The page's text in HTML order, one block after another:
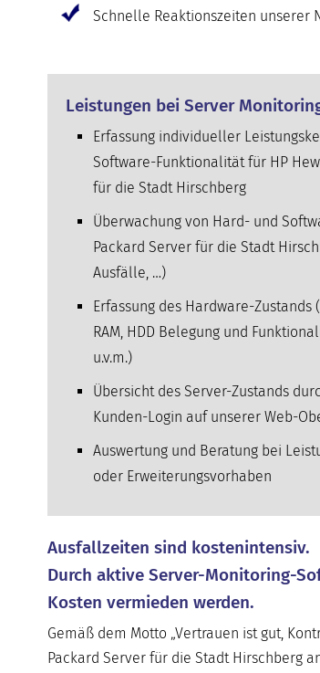
Schnelle Reaktionszeiten unserer
Leistungen bei Server
Erfassung individueller
Software-Funktionalität für HP
für die Stadt Hirschberg
Überwachung von Hard- und
Packard Server für die Stadt
Ausfälle, …)
Erfassung des Hardware-Zustands
RAM, HDD Belegung und
u.v.m.)
Übersicht des Server-Zustands
Kunden-Login auf unserer Web-
Auswertung und Beratung bei
oder Erweiterungsvorhaben
Ausfallzeiten sind kostenintensiv.
Durch aktive Server-Monitoring-
Kosten vermieden werden.
Gemäß dem Motto „Vertrauen ist gut,
Packard Server für die Stadt Hirschberg